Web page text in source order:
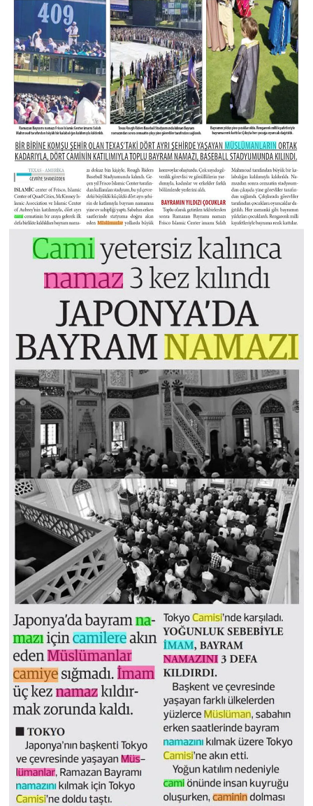
Niğde Müftülüğü
Ordu Müftülüğü
Osmaniye Müftülüğü
Rize Müftülüğü
Sakarya Müftülüğü
Samsun Müftülüğü
Siirt Müftülüğü
Sinop Müftülüğü
Sivas Müftülüğü
Şanlıurfa Müftülüğü
Şırnak Müftülüğü
Tekirdağ Müftülüğü
Tokat Müftülüğü
Trabzon Müftülüğü
Tunceli Müftülüğü
Uşak Müftülüğü
Van Müftülüğü
Yalova Müftülüğü
Yozgat Müftülüğü
Zonguldak Müftülüğü